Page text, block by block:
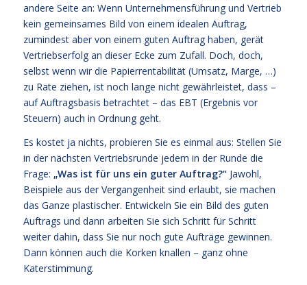
andere Seite an: Wenn Unternehmensführung und Vertrieb
kein gemeinsames Bild von einem idealen Auftrag,
zumindest aber von einem guten Auftrag haben, gerät
Vertriebserfolg an dieser Ecke zum Zufall. Doch, doch,
selbst wenn wir die Papierrentabilität (Umsatz, Marge, …)
zu Rate ziehen, ist noch lange nicht gewährleistet, dass –
auf Auftragsbasis betrachtet – das EBT (Ergebnis vor
Steuern) auch in Ordnung geht.
Es kostet ja nichts, probieren Sie es einmal aus: Stellen Sie
in der nächsten Vertriebsrunde jedem in der Runde die
Frage: „Was ist für uns ein guter Auftrag?“Jawohl,
Beispiele aus der Vergangenheit sind erlaubt, sie machen
das Ganze plastischer. Entwickeln Sie ein Bild des guten
Auftrags und dann arbeiten Sie sich Schritt für Schritt
weiter dahin, dass Sie nur noch gute Aufträge gewinnen.
Dann können auch die Korken knallen – ganz ohne
Katerstimmung.